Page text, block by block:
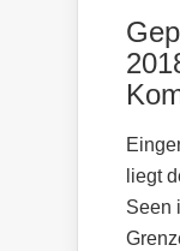
liegt
Seen